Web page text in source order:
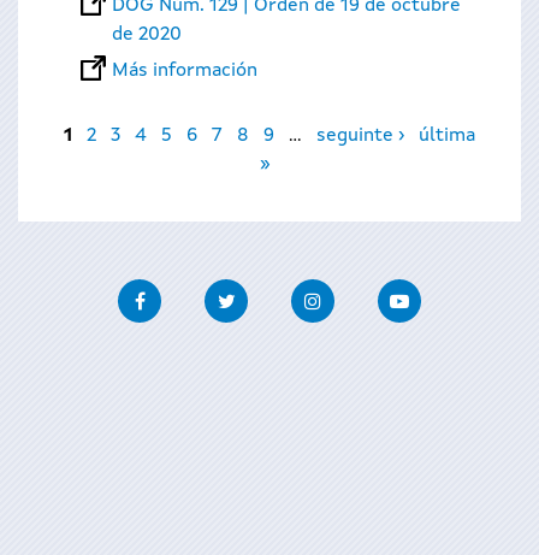
DOG Núm. 129 | Orden de 19 de octubre
de 2020
Más información
Páginas
1 2 3 4 5 6 7 8 9 … seguinte ›
última
»
FacebookTwitter InstagramYoutube